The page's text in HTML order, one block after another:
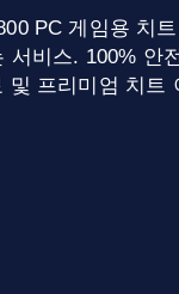
PC 게임용 치
서비스. 100% 안
및 프리미엄 치트